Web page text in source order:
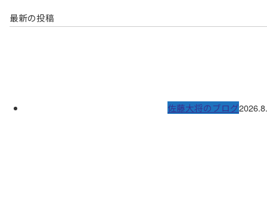
最新の投稿
佐藤大将のブログ